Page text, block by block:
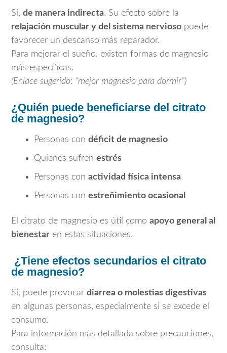
Sí, de manera indirecta. Su efecto sobre la
relajación muscular y del sistema nervioso puede
favorecer un descanso más reparador.
Para mejorar el sueño, existen formas de magnesio
más específicas.
(Enlace sugerido: “mejor magnesio para dormir”)
¿Quién puede beneficiarse del citrato
de magnesio?
Personas con déficit de magnesio
Quienes sufren estrés
Personas con actividad física intensa
Personas con estreñimiento ocasional
El citrato de magnesio es útil como apoyo general al
bienestar en estas situaciones.
¿Tiene efectos secundarios el citrato
de magnesio?
Sí, puede provocar diarrea o molestias digestivas
en algunas personas, especialmente si se excede el
consumo.
Para información más detallada sobre precauciones,
consulta: